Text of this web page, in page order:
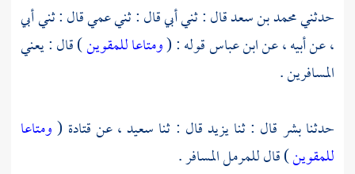
حدثنيمحمد بن سعدقال : ثني أبي قال : ثني عمي قال : ثني أبي
، عن أبيه ، عنابن عباسقوله : (ومتاعا للمقوين) قال : يعني
المسافرين .
حدثنابشر قال : ثنايزيدقال : ثنا سعيد، عنقتادة (ومتاعا
للمقوين) قال للمرمل المسافر .